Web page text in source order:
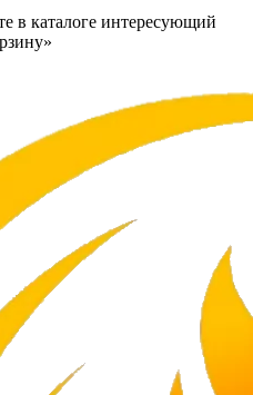
в каталоге интересующий